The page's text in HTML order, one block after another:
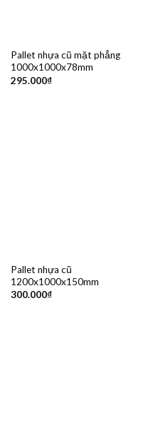
Pallet nhựa cũ mặt phẳng
1000x1000x78mm
295.000₫
Pallet nhựa cũ
1200x1000x150mm
300.000₫